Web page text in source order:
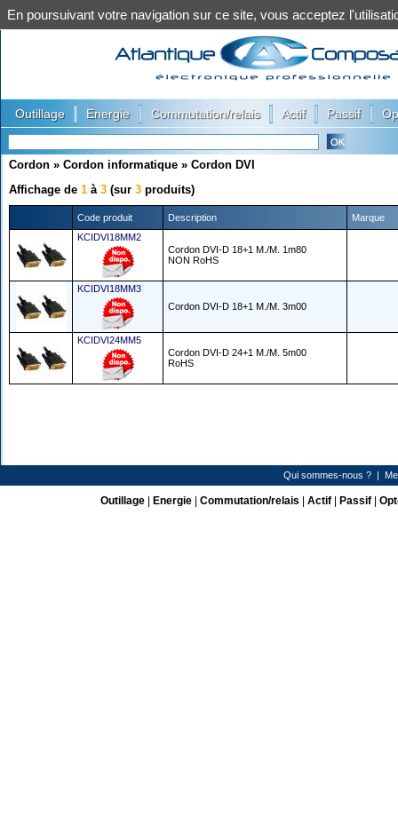
Outillage Energie Commutation/relais Actif Passif
Cordon » Cordon informatique » Cordon DVI
Affichage de 1 à 3 (sur 3 produits)
Code produit Description
Marque
KCIDVI18MM2
Cordon DVI-D 18+1 M./M. 1m80
NON RoHS
KCIDVI18MM3
Cordon DVI-D 18+1 M./M. 3m00
KCIDVI24MM5
Cordon DVI-D 24+1 M./M. 5m00
RoHS
Qui sommes-nous ? |
Outillage| Energie| Commutation/relais Actif| Passif|
En poursuivant votre navigation sur ce site, vous acceptez